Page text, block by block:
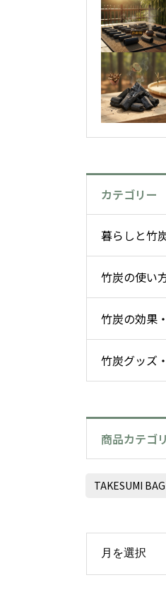
カテゴリー
暮らしと竹
竹炭の使い
竹炭の効果
竹炭グッズ
商品カテゴリ
TAKESUMI BAG